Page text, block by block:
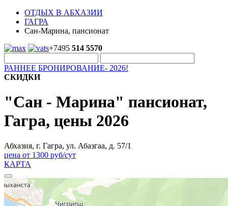
ОТДЫХ В АБХАЗИИ
ГАГРА
Сан-Марина, пансионат
+7495 514 5570
РАННЕЕ БРОНИРОВАНИЕ- 2026!
СКИДКИ
"Сан - Марина" пансионат,
Гагра, цены 2026
Абхазия, г. Гагра, ул. Абазгаа, д. 57/1
цена от 1300 руб/сут
КАРТА